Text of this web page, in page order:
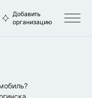
Добавить
организацию